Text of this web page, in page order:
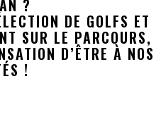
?
DE GOLFS ET
SUR LE PARCOURS,
D’ÊTRE À NOS
!